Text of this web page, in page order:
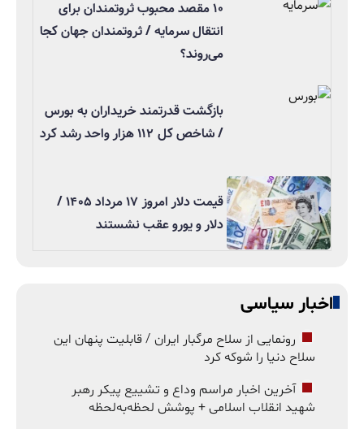
۱۰ مقصد محبوب ثروتمندان برای
انتقال سرمایه / ثروتمندان جهان کجا
می‌روند؟
بازگشت قدرتمند خریداران به بورس
/ شاخص کل ۱۱۲ هزار واحد رشد کرد
قیمت دلار امروز ۱۷ مرداد ۱۴۰۵ /
دلار و یورو عقب نشستند
اخبار سیاسی
رونمایی از سلاح مرگبار ایران / قابلیت پنهان این
سلاح دنیا را شوکه کرد
آخرین اخبار مراسم وداع و تشییع پیکر رهبر
شهید انقلاب اسلامی + پوشش لحظه‌به‌لحظه